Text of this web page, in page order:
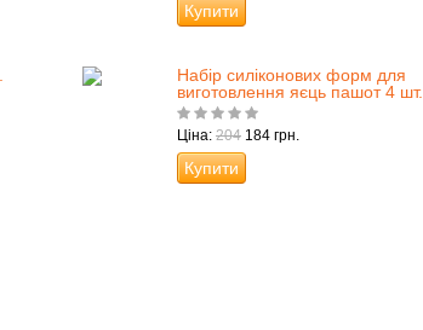
Купити
Набір силіконових форм для
виготовлення яєць пашот 4 шт.
Ціна: 204 184 грн.
Купити